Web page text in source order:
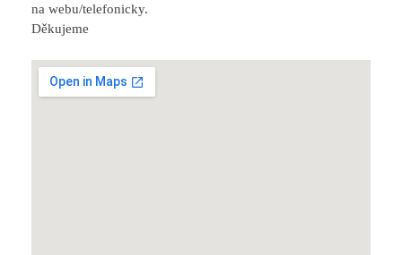
na webu/telefonicky.
Děkujeme